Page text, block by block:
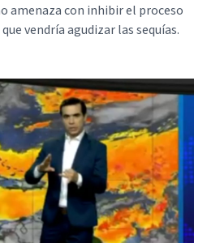
amenaza con inhibir el proceso
vendría agudizar las sequías.